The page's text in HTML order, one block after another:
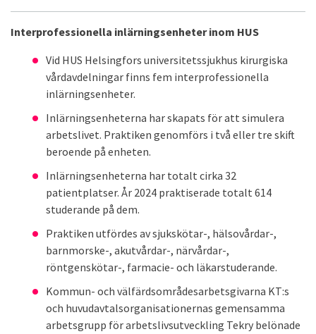
Interprofessionella inlärningsenheter inom HUS
Vid HUS Helsingfors universitetssjukhus kirurgiska
vårdavdelningar finns fem interprofessionella
inlärningsenheter.
Inlärningsenheterna har skapats för att simulera
arbetslivet. Praktiken genomförs i två eller tre skift
beroende på enheten.
Inlärningsenheterna har totalt cirka 32
patientplatser. År 2024 praktiserade totalt 614
studerande på dem.
Praktiken utfördes av sjukskötar-, hälsovårdar-,
barnmorske-, akutvårdar-, närvårdar-,
röntgenskötar-, farmacie- och läkarstuderande.
Kommun- och välfärdsområdesarbetsgivarna KT:s
och huvudavtalsorganisationernas gemensamma
arbetsgrupp för arbetslivsutveckling Tekry belönade